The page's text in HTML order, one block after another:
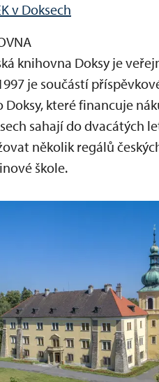
v Doksech
knihovna Doksy je
je součástí
Doksy, které financuje
sahají do dvacátých
několik regálů
škole.